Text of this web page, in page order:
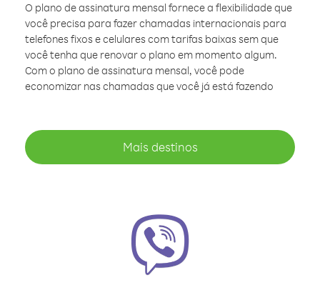
O plano de assinatura mensal fornece a flexibilidade que
você precisa para fazer chamadas internacionais para
telefones fixos e celulares com tarifas baixas sem que
você tenha que renovar o plano em momento algum.
Com o plano de assinatura mensal, você pode
economizar nas chamadas que você já está fazendo
Mais destinos